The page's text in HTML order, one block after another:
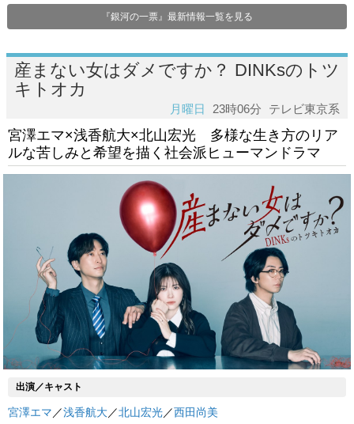
『銀河の一票』最新情報一覧を見る
産まない女はダメですか？ DINKsのトツ
キトオカ
月曜日 23時06分 テレビ東京系
宮澤エマ×浅香航大×北山宏光 多様な生き方のリア
ルな苦しみと希望を描く社会派ヒューマンドラマ
出演／キャスト
宮澤エマ ／浅香航大／北山宏光／西田尚美